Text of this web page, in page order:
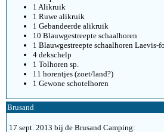
1 Alikruik
1 Ruwe alikruik
1 Gebandeerde alikruik
10 Blauwgestreepte schaalhoren
1 Blauwgestreepte schaalhoren Laevis-
4 dekschelp
1 Tolhoren sp.
11 horentjes (zoet/land?)
1 Gewone schotelhoren
Brusand
17 sept. 2013 bij de Brusand Camping: